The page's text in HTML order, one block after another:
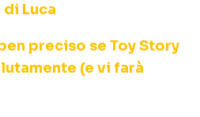
Luca
preciso se Toy Story
(e vi farà